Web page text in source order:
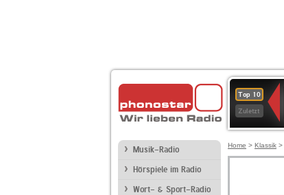
Top 10
Zuletzt
Musik-Radio
Hörspiele im Radio
Wort- & Sport-Radio
Home > Klassik >